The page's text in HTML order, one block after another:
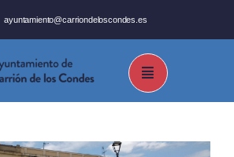
ayuntamiento@carriondeloscondes.es